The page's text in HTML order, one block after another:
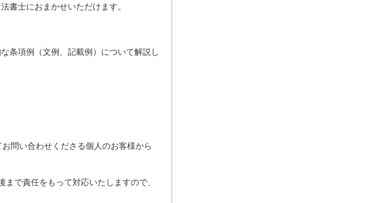
書士におまかせいただけます。
条項例（文例、記載例）について解説し
問い合わせくださる個人のお客様から
で責任をもって対応いたしますので、